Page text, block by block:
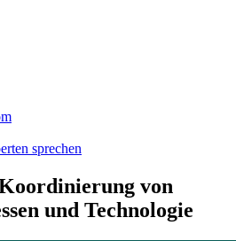
sprechen
von
und Technologie